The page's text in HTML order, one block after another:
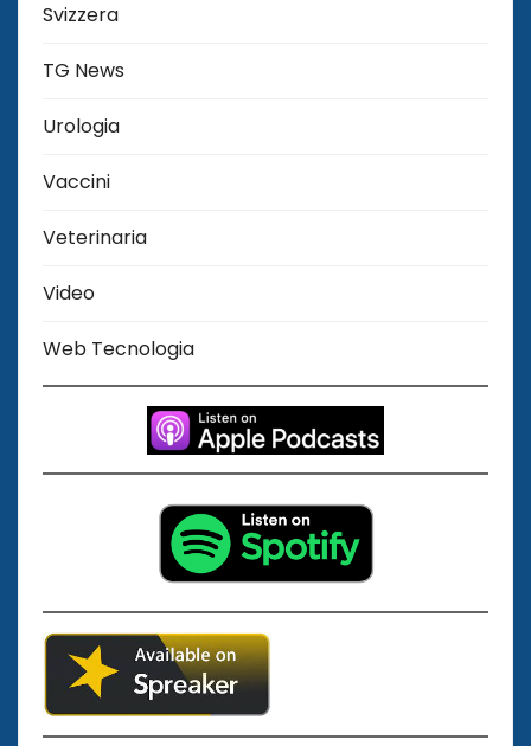
Svizzera
TG News
Urologia
Vaccini
Veterinaria
Video
Web Tecnologia